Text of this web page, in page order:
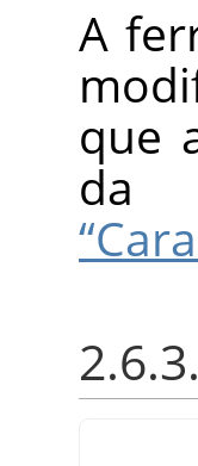
A
que
da